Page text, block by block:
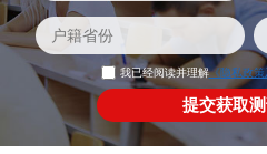
我已经阅读并理解《隐私政策